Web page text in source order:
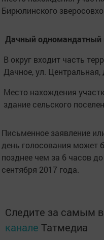
Бирюлинского
Дачный одномандатный
В округ входит часть
Дачное, ул.
Место нахождения
здание сельского
Письменное заявление
день голосования может
позднее чем за 6 часов
сентября 2017 года.
Следите за самым
канале Татмедиа